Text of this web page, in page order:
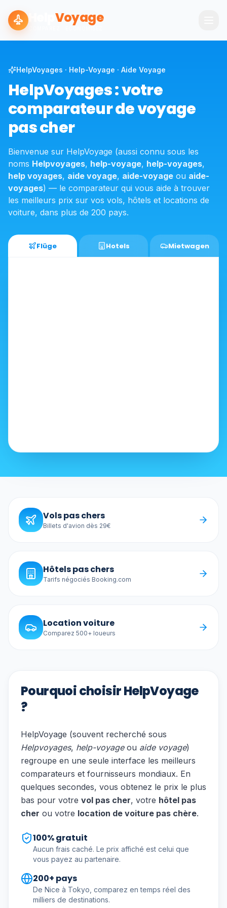
Voyage
HelpVoyages · Help-Voyage · Aide Voyage
HelpVoyages : votre
comparateur de voyage
pas cher
Bienvenue sur HelpVoyage (aussi connu sous les
noms Helpvoyages, help-voyage, help-voyages,
help voyages, aide voyage, aide-voyage ou aide-
voyages) — le comparateur qui vous aide à trouver
les meilleurs prix sur vos vols, hôtels et locations de
voiture, dans plus de 200 pays.
Flüge Hotels Mietwagen
Vols pas chers
Billets d'avion dès 29€
Hôtels pas chers
Tarifs négociés Booking.com
Location voiture
Comparez 500+ loueurs
Pourquoi choisir HelpVoyage
?
HelpVoyage (souvent recherché sous
Helpvoyages, help-voyageou aide voyage)
regroupe en une seule interface les meilleurs
comparateurs et fournisseurs mondiaux. En
quelques secondes, vous obtenez le prix le plus
bas pour votre vol pas cher, votre hôtel pas
cher ou votre location de voiture pas chère.
100% gratuit
Aucun frais caché. Le prix affiché est celui que
vous payez au partenaire.
200+ pays
De Nice à Tokyo, comparez en temps réel des
milliers de destinations.